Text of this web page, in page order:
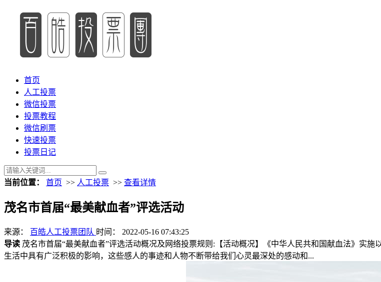
首页
人工投票
微信投票
投票教程
微信刷票
快速投票
投票日记
当前位置： 首页 >> 人工投票 >> 查看详情
茂名市首届“最美献血者”评选活动
来源： 百皓人工投票团队 时间： 2022-05-16 07:43:25
导读 茂名市首届“最美献血者”评选活动概况及网络投票规则:【活动概况】《中华人民共和国献血法》实
生活中具有广泛积极的影响，这些感人的事迹和人物不断带给我们心灵最深处的感动和...